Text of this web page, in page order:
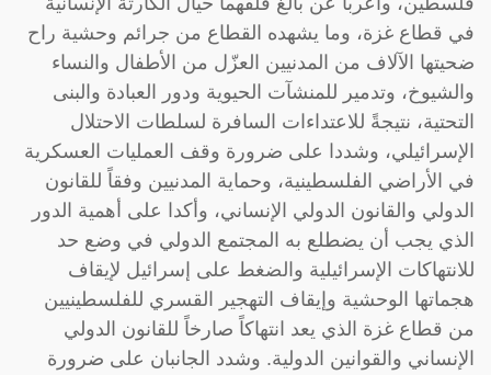
في قطاع غزة، وما يشهده القطاع من جرائم وحشية راح
ضحيتها الآلاف من المدنيين العزّل من الأطفال والنساء
والشيوخ، وتدمير للمنشآت الحيوية ودور العبادة والبنى
التحتية، نتيجةً للاعتداءات السافرة لسلطات الاحتلال
الإسرائيلي، وشددا على ضرورة وقف العمليات العسكرية
في الأراضي الفلسطينية، وحماية المدنيين وفقاً للقانون
الدولي والقانون الدولي الإنساني، وأكدا على أهمية الدور
الذي يجب أن يضطلع به المجتمع الدولي في وضع حد
للانتهاكات الإسرائيلية والضغط على إسرائيل لإيقاف
هجماتها الوحشية وإيقاف التهجير القسري للفلسطينيين
من قطاع غزة الذي يعد انتهاكاً صارخاً للقانون الدولي
الإنساني والقوانين الدولية. وشدد الجانبان على ضرورة